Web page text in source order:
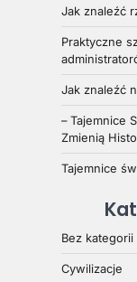
Jak znaleźć
Praktyczne
Jak znaleźć
– Tajemnice
Zmienią
Tajemnice
Bez kategorii
Cywilizacje